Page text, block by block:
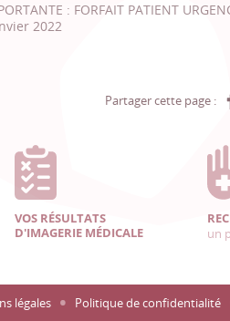
: FORFAIT PATIENT
2022
Partager cette page :
VOS RÉSULTATS
D'IMAGERIE MÉDICALE
un
légales Politique de confidentialité